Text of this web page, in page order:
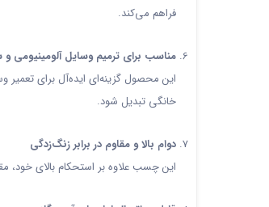
فراهم می‌کند.
مناسب برای ترمیم وسایل آلومینیومی
این محصول گزینه‌ای ایده‌آل برای
خانگی تبدیل شود.
دوام بالا و مقاوم در برابر زنگ‌زدگی
این چسب علاوه بر استحکام بالای خود،